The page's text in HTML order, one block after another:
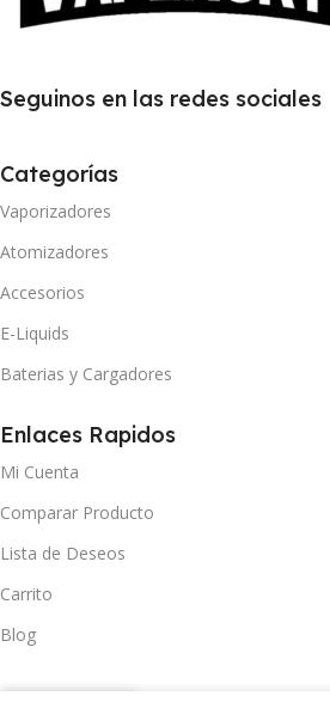
Seguinos en las redes sociales
Categorías
Vaporizadores
Atomizadores
Accesorios
E-Liquids
Baterias y Cargadores
Enlaces Rapidos
Mi Cuenta
Comparar Producto
Lista de Deseos
Carrito
Blog